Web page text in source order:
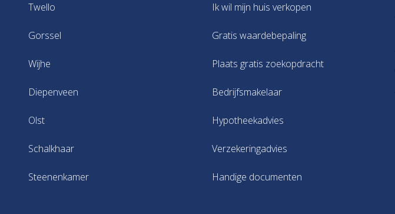
Twello
Gorssel
Wijhe
Diepenveen
Olst
Schalkhaar
Steenenkamer
Ik wil mijn huis verkopen
Gratis waardebepaling
Plaats gratis zoekopdracht
Bedrijfsmakelaar
Hypotheekadvies
Verzekeringadvies
Handige documenten